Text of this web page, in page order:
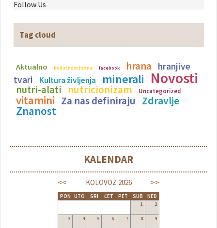
Follow Us
Tag cloud
Aktualno budućnost hrane facebook hrana
hranjive
tvari
Kultura življenja minerali Novosti
nutri-alati nutricionizam Uncategorized
vitamini Za nas definiraju Zdravlje
Znanost
KALENDAR
<< >>
KOLOVOZ 2026
PON UTO SRI ČET PET SUB NED
1 2
3 4 5 6 7 8 9